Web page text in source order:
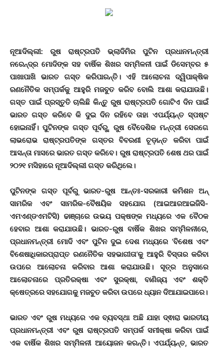
ନୂଆଦିଲ୍ଲୀ: ରୁଷ ରାଷ୍ଟ୍ରପତି ଭ୍ଲାଦିମିର ପୁଟିନ ପ୍ରଧାନମନ୍ତ୍ରୀ
ନରେନ୍ଦ୍ର ମୋଦିଙ୍କ ସହ ବାର୍ଷିକ ଶିଖର ସମ୍ମିଳନୀ ପାଇଁ ଡିସେମ୍ବର ୫
ପାଖାପାଖି ଭାରତ ଗସ୍ତ କରିପାରନ୍ତି। ଏହି ଆଲୋଚନା ଦ୍ୱିପାକ୍ଷିକ
ରଣନୈତିକ ସମ୍ପର୍କକୁ ଆହୁରି ମଜବୁତ କରିବ ବୋଲି ଆଶା କରାଯାଉଛି।
ଗସ୍ତ ପାଇଁ ପ୍ରସ୍ତୁତି ଚାଲିଛି କିନ୍ତୁ ରୁଷ ରାଷ୍ଟ୍ରପତି ଗୋଟିଏ ଦିନ ପାଇଁ
ଭାରତ ଗସ୍ତ କରିବେ କି ଦୁଇ ଦିନ ରହିବେ ତାହା ଏପର୍ଯ୍ୟନ୍ତ ସ୍ପଷ୍ଟ
ହୋଇନାହିଁ। ପୁଟିନଙ୍କ ଗସ୍ତ ପୂର୍ବରୁ, ରୁଷ ବୈଦେଶିକ ମନ୍ତ୍ରୀ ସେରଗେ
ଲାଭରୋଭ ରାଷ୍ଟ୍ରପତିଙ୍କ ଗସ୍ତର ବିବରଣୀ ଚୂଡ଼ାନ୍ତ କରିବା ପାଇଁ
ଆସନ୍ତା ମାସରେ ଭାରତ ଗସ୍ତ କରିବେ। ରୁଷ ରାଷ୍ଟ୍ରପତି ଶେଷ ଥର ପାଇଁ
୨୦୨୧ ମସିହାରେ ନୂଆଦିଲ୍ଲୀ ଗସ୍ତ କରିଥିଲେ।
ପୁଟିନଙ୍କ ଗସ୍ତ ପୂର୍ବରୁ ଭାରତ-ରୁଷ ଆନ୍ତଃ-ସରକାରୀ କମିଶନ ଅନ୍
ସାମରିକ ଏବଂ ସାମରିକ-ବୈଷୟିକ ସହଯୋଗ (ଆଇଆରଆଇଜିସି-
ଏମଏଣ୍ଡଏମଟିସି) ଢାଞ୍ଚାରେ ଉଭୟ ପକ୍ଷଙ୍କ ମଧ୍ୟରେ ଏକ ବୈଠକ
ହେବାର ଆଶା କରାଯାଉଛି। ଭାରତ-ରୁଷ ବାର୍ଷିକ ଶିଖର ସମ୍ମିଳନୀରେ,
ପ୍ରଧାନମନ୍ତ୍ରୀ ମୋଦି ଏବଂ ପୁଟିନ ଦୁଇ ଦେଶ ମଧ୍ୟରେ ‘ବିଶେଷ ଏବଂ
ବିଶେଷାଧିକାରପ୍ରାପ୍ତ ରଣନୈତିକ ସହଭାଗୀତା’କୁ ଆହୁରି ବିସ୍ତାର କରିବା
ଉପରେ ଆଲୋଚନା କରିବାର ଆଶା କରାଯାଉଛି। ସୂତ୍ର ଅନୁସାରେ
ଆଲୋଚନାରେ ପ୍ରତିରକ୍ଷା ଏବଂ ସୁରକ୍ଷା, ବାଣିଜ୍ୟ ଏବଂ ଶକ୍ତି
କ୍ଷେତ୍ରରେ ସହଯୋଗକୁ ମଜବୁତ କରିବା ଉପରେ ଧ୍ୟାନ ଦିଆଯାଇପାରେ।
ଭାରତ ଏବଂ ରୁଷ ମଧ୍ୟରେ ଏକ ବ୍ୟବସ୍ଥା ଅଛି ଯାହା ଦ୍ଵାରା ଭାରତୀୟ
ପ୍ରଧାନମନ୍ତ୍ରୀ ଏବଂ ରୁଷ ରାଷ୍ଟ୍ରପତି ସମ୍ପର୍କ ସମୀକ୍ଷା କରିବା ପାଇଁ
ଏକ ବାର୍ଷିକ ଶିଖର ସମ୍ମିଳନୀ ଆୟୋଜନ କରନ୍ତି। ଏପର୍ଯ୍ୟନ୍ତ, ଭାରତ